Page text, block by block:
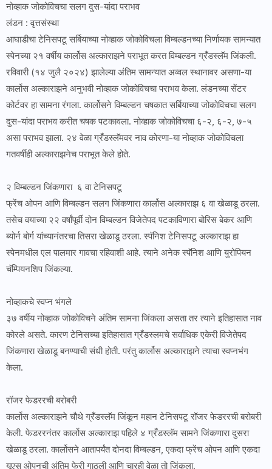
नोव्हाक जोकोविचचा सलग दुस-यांदा पराभव
लंडन : वृत्तसंस्था
आघाडीचा टेनिसपटू सर्बियाच्या नोव्हाक जोकोविचला विम्बल्डनच्या निर्णायक सामन्यात
स्पेनच्या २१ वर्षीय कार्लोस अल्काराझने पराभूत करत विम्बल्डन ग्रँडस्लॅम जिंकली.
रविवारी (१४ जुलै २०२४) झालेल्या अंतिम सामन्यात अव्वल स्थानावर असणा-या
कार्लोस अल्काराझने अनुभवी नोव्हाक जोकोविचचा पराभव केला. लंडनच्या सेंटर
कोर्टवर हा सामना रंगला. कार्लोसने विम्बल्डन चषकात सर्बियाच्या जोकोविचचा सलग
दुस-यांदा पराभव करीत चषक पटकावला. नोव्हाक जोकोविचचा ६-२, ६-२, ७-५
असा पराभव झाला. २४ वेळा ग्रँडस्लॅमवर नाव कोरणा-या नोव्हाक जोकोविचला
गतवर्षीही अल्काराझनेच पराभूत केले होते.
२ विम्बल्डन जिंकणारा ६ वा टेनिसपटू
फ्रेंच ओपन आणि विम्बल्डन सलग जिंकणारा कार्लोस अल्काराझ ६ वा खेळाडू ठरला.
तसेच वयाच्या २२ वर्षांपूर्वी दोन विम्बल्डन विजेतेपद पटकाविणारा बोरिस बेकर आणि
ब्योर्न बोर्ग यांच्यानंतरचा तिसरा खेळाडू ठरला. स्पॅनिश टेनिसपटू अल्काराझ हा
स्पेनमधील एल पालमार गावचा रहिवाशी आहे. त्याने अनेक स्पॅनिश आणि युरोपियन
चॅम्पियनशिप जिंकल्या.
नोव्हाकचे स्वप्न भंगले
३७ वर्षीय नोव्हाक जोकोविचने अंतिम सामना जिंकला असता तर त्याने इतिहासात नाव
कोरले असते. कारण टेनिसच्या इतिहासात ग्रँडस्लमचे सर्वाधिक एकेरी विजेतेपद
जिंकणारा खेळाडू बनण्याची संधी होती. परंतु कार्लोस अल्काराझने त्याचा स्वप्नभंग
केला.
रॉजर फेडररची बरोबरी
कार्लोस अल्काराझने चौथे ग्रँडस्लॅम जिंकून महान टेनिसपटू रॉजर फेडररची बरोबरी
केली. फेडररनंतर कार्लोस अल्काराझ पहिले ४ ग्रँडस्लॅम सामने जिंकणारा दुसरा
खेळाडू ठरला. कार्लोसने आतापर्यंत दोनदा विम्बल्डन, एकदा फ्रेंच ओपन आणि एकदा
यूएस ओपनची अंतिम फेरी गाठली आणि चारही वेळा तो जिंकला.